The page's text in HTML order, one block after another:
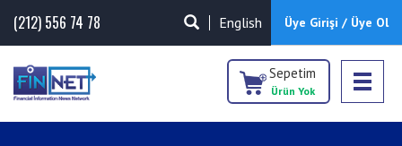
(212) 556 74 78 Üye Girişi / Üye Ol
English
Sepetim
Ürün Yok